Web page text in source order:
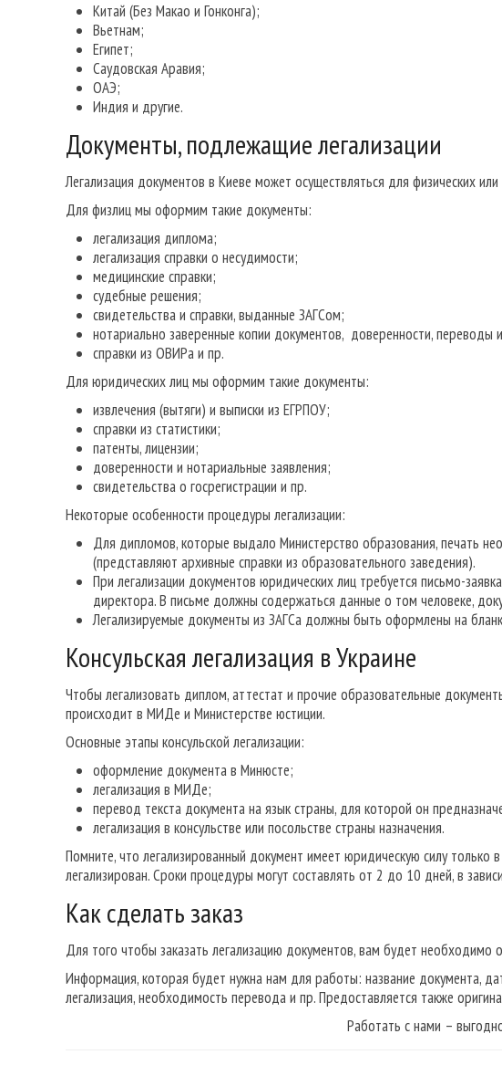
Китай (Без Макао и Гонконга);
Вьетнам;
Египет;
Саудовская Аравия;
ОАЭ;
Индия и другие.
Документы, подлежащие легализации
Легализация документов в Киеве может осуществляться для физических
Для физлиц мы оформим такие документы:
легализация диплома;
легализация справки о несудимости;
медицинские справки;
судебные решения;
свидетельства и справки, выданные ЗАГСом;
нотариально заверенные копии документов, доверенности, переводы
справки из ОВИРа и пр.
Для юридических лиц мы оформим такие документы:
извлечения (вытяги) и выписки из ЕГРПОУ;
справки из статистики;
патенты, лицензии;
доверенности и нотариальные заявления;
свидетельства о госрегистрации и пр.
Некоторые особенности процедуры легализации:
Для дипломов, которые выдало Министерство образования, печать
(представляют архивные справки из образовательного заведения).
При легализации документов юридических лиц требуется письмо-
директора. В письме должны содержаться данные о том человеке,
Легализируемые документы из ЗАГСа должны быть оформлены на
Консульская легализация в Украине
Чтобы легализовать диплом, аттестат и прочие образовательные
происходит в МИДе и Министерстве юстиции.
Основные этапы консульской легализации:
оформление документа в Минюсте;
легализация в МИДе;
перевод текста документа на язык страны, для которой он
легализация в консульстве или посольстве страны назначения.
Помните, что легализированный документ имеет юридическую силу только
легализирован. Сроки процедуры могут составлять от 2 до 10 дней, в
Как сделать заказ
Для того чтобы заказать легализацию документов, вам будет необходимо
Информация, которая будет нужна нам для работы: название документа,
легализация, необходимость перевода и пр. Предоставляется также
Работать с нами –